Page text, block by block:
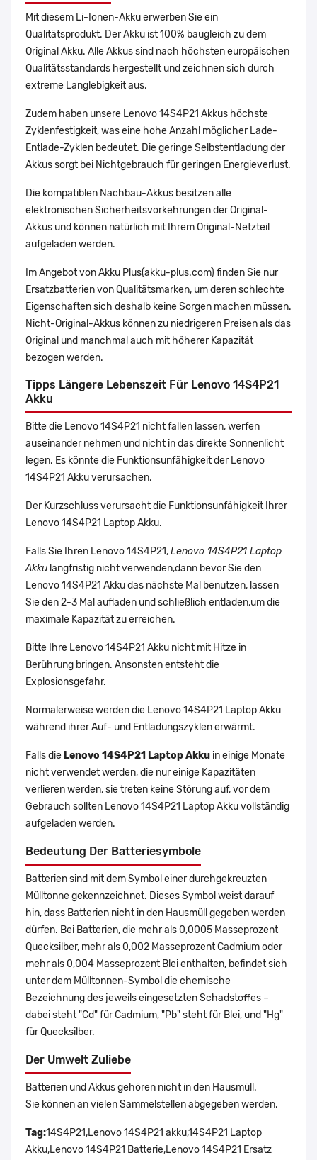
Mit diesem Li-Ionen-Akku erwerben Sie ein
Qualitätsprodukt. Der Akku ist 100% baugleich zu dem
Original Akku. Alle Akkus sind nach höchsten europäischen
Qualitätsstandards hergestellt und zeichnen sich durch
extreme Langlebigkeit aus.
Zudem haben unsere Lenovo 14S4P21 Akkus höchste
Zyklenfestigkeit, was eine hohe Anzahl möglicher Lade-
Entlade-Zyklen bedeutet. Die geringe Selbstentladung der
Akkus sorgt bei Nichtgebrauch für geringen Energieverlust.
Die kompatiblen Nachbau-Akkus besitzen alle
elektronischen Sicherheitsvorkehrungen der Original-
Akkus und können natürlich mit Ihrem Original-Netzteil
aufgeladen werden.
Im Angebot von Akku Plus(akku-plus.com) finden Sie nur
Ersatzbatterien von Qualitätsmarken, um deren schlechte
Eigenschaften sich deshalb keine Sorgen machen müssen.
Nicht-Original-Akkus können zu niedrigeren Preisen als das
Original und manchmal auch mit höherer Kapazität
bezogen werden.
Tipps Längere Lebenszeit Für Lenovo 14S4P21
Akku
Bitte die Lenovo 14S4P21 nicht fallen lassen, werfen
auseinander nehmen und nicht in das direkte Sonnenlicht
legen. Es könnte die Funktionsunfähigkeit der Lenovo
14S4P21 Akku verursachen.
Der Kurzschluss verursacht die Funktionsunfähigkeit Ihrer
Lenovo 14S4P21 Laptop Akku.
Falls Sie Ihren Lenovo 14S4P21,Lenovo 14S4P21 Laptop
Akku langfristig nicht verwenden,dann bevor Sie den
Lenovo 14S4P21 Akku das nächste Mal benutzen, lassen
Sie den 2-3 Mal aufladen und schließlich entladen,um die
maximale Kapazität zu erreichen.
Bitte Ihre Lenovo 14S4P21 Akku nicht mit Hitze in
Berührung bringen. Ansonsten entsteht die
Explosionsgefahr.
Normalerweise werden die Lenovo 14S4P21 Laptop Akku
während ihrer Auf- und Entladungszyklen erwärmt.
Falls die Lenovo 14S4P21 Laptop Akku in einige Monate
nicht verwendet werden, die nur einige Kapazitäten
verlieren werden, sie treten keine Störung auf, vor dem
Gebrauch sollten Lenovo 14S4P21 Laptop Akku vollständig
aufgeladen werden.
Bedeutung Der Batteriesymbole
Batterien sind mit dem Symbol einer durchgekreuzten
Mülltonne gekennzeichnet. Dieses Symbol weist darauf
hin, dass Batterien nicht in den Hausmüll gegeben werden
dürfen. Bei Batterien, die mehr als 0,0005 Masseprozent
Quecksilber, mehr als 0,002 Masseprozent Cadmium oder
mehr als 0,004 Masseprozent Blei enthalten, befindet sich
unter dem Mülltonnen-Symbol die chemische
Bezeichnung des jeweils eingesetzten Schadstoffes –
dabei steht "Cd" für Cadmium, "Pb" steht für Blei, und "Hg"
für Quecksilber.
Der Umwelt Zuliebe
Batterien und Akkus gehören nicht in den Hausmüll.
Sie können an vielen Sammelstellen abgegeben werden.
Tag:14S4P21,Lenovo 14S4P21 akku,14S4P21 Laptop
Akku,Lenovo 14S4P21 Batterie,Lenovo 14S4P21 Ersatz